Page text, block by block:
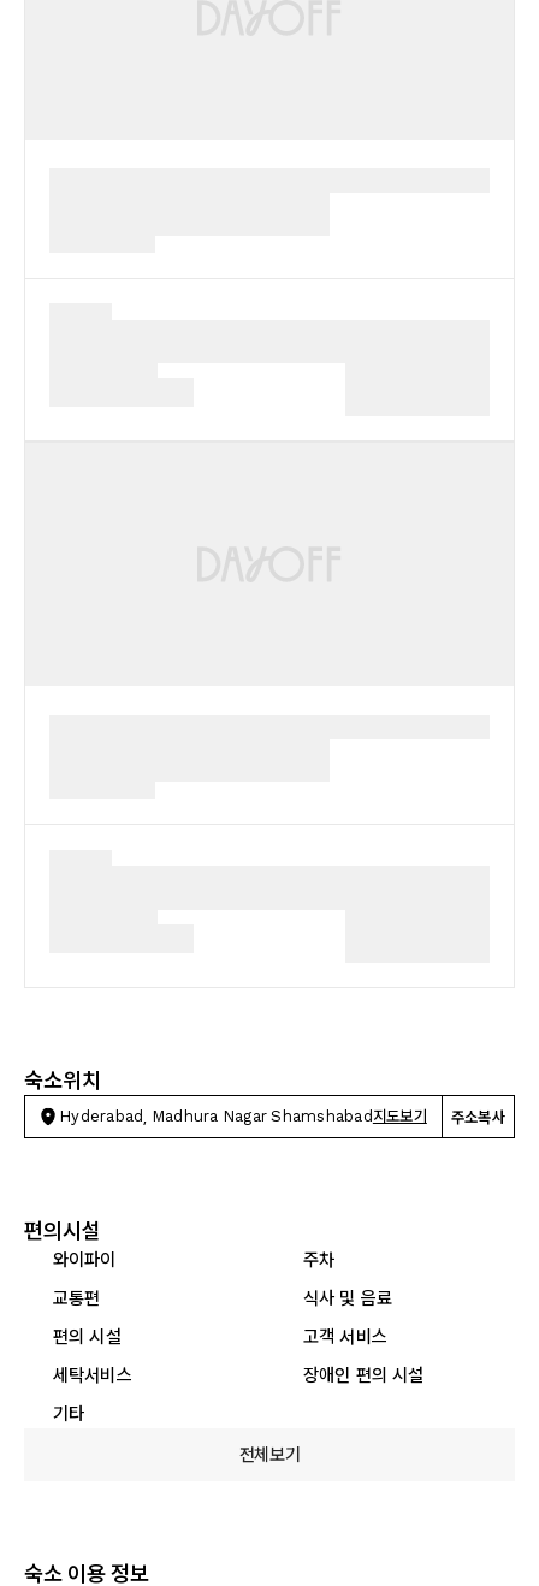
숙소위치
Hyderabad, Madhura Nagar Shamshabad 지도보기 주소복사
편의시설
와이파이
주차
교통편
식사 및 음료
편의 시설
고객 서비스
세탁서비스
장애인 편의 시설
기타
전체보기
숙소 이용 정보